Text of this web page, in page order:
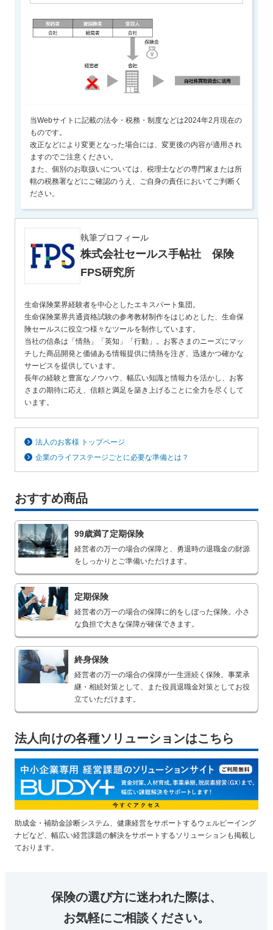
当Webサイトに記載の法令・税務・制度などは2024年2月現在の
ものです。
改正などにより変更となった場合には、変更後の内容が適用され
ますのでご注意ください。
また、個別のお取扱いについては、税理士などの専門家または所
轄の税務署などにご確認のうえ、ご自身の責任においてご判断く
ださい。
執筆プロフィール
株式会社セールス手帖社 保険
FPS研究所
生命保険業界経験者を中心としたエキスパート集団。
生命保険業界共通資格試験の参考教材制作をはじめとした、生命保
険セールスに役立つ様々なツールを制作しています。
当社の信条は「情熱」「英知」「行動」。お客さまのニーズにマッ
チした商品開発と価値ある情報提供に情熱を注ぎ、迅速かつ確かな
サービスを提供しています。
長年の経験と豊富なノウハウ、幅広い知識と情報力を活かし、お客
さまの期待に応え、信頼と満足を築き上げることに全力を尽くして
います。
法人のお客様 トップページ
企業のライフステージごとに必要な準備とは？
おすすめ商品
99歳満了定期保険
経営者の万一の場合の保障と、勇退時の退職金の財源
をしっかりとご準備いただけます。
定期保険
経営者の万一の場合の保障に的をしぼった保険。小さ
な負担で大きな保障が確保できます。
終身保険
経営者の万一の場合の保障が一生涯続く保険。事業承
継・相続対策として、また役員退職金対策としてお役
立ていただけます。
法人向けの各種ソリューションはこちら
助成金・補助金診断システム、健康経営をサポートするウェルビーイング
ナビなど、幅広い経営課題の解決をサポートするソリューションも掲載し
ております。
保険の選び方に迷われた際は、
お気軽にご相談ください。